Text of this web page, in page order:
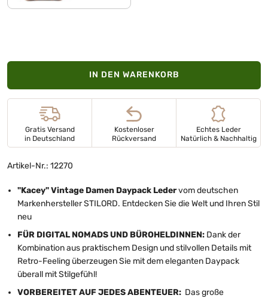
IN DEN WARENKORB
Gratis Versand
in Deutschland
Kostenloser
Rückversand
Echtes Leder
Natürlich & Nachhaltig
Artikel-Nr.: 12270
"Kacey" Vintage Damen Daypack Ledervom deutschen
Markenhersteller STILORD. Entdecken Sie die Welt und Ihren Stil
neu
FÜR DIGITAL NOMADS UND BÜROHELDINNEN: Dank der
Kombination aus praktischem Design und stilvollen Details mit
Retro-Feeling überzeugen Sie mit dem eleganten Daypack
überall mit Stilgefühl!
VORBEREITET AUF JEDES ABENTEUER: Das große